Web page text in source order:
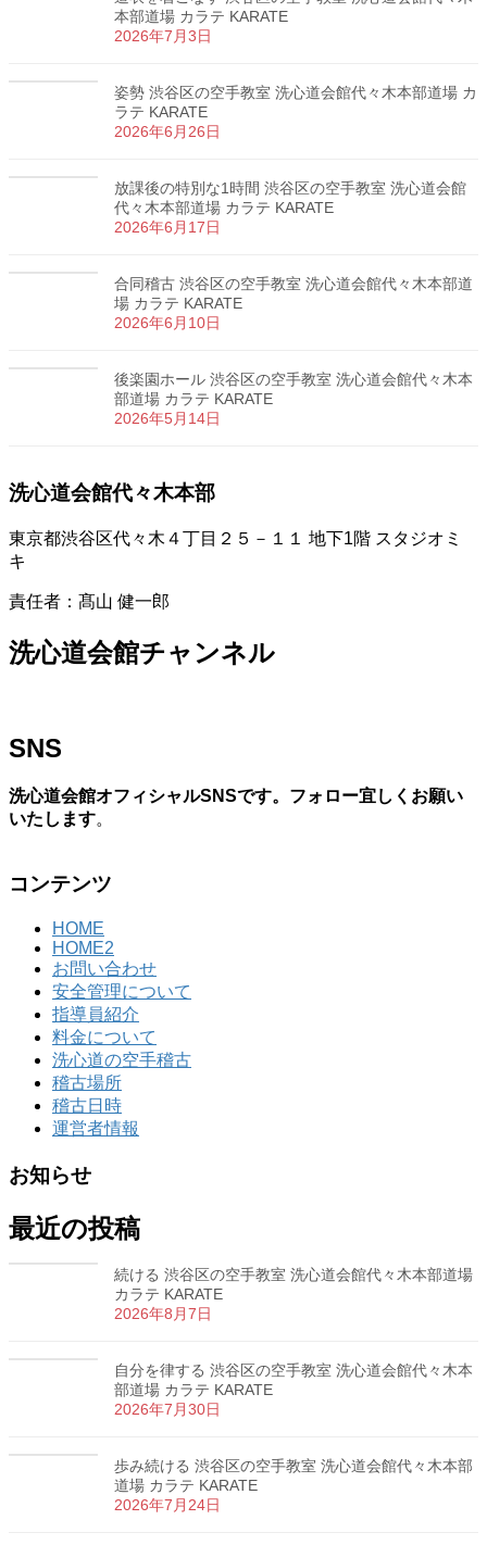
本部道場 カラテ KARATE
2026年7月3日
姿勢 渋谷区の空手教室 洗心道会館代々木本部道場 カ
ラテ KARATE
2026年6月26日
放課後の特別な1時間 渋谷区の空手教室 洗心道会館
代々木本部道場 カラテ KARATE
2026年6月17日
合同稽古 渋谷区の空手教室 洗心道会館代々木本部道
場 カラテ KARATE
2026年6月10日
後楽園ホール 渋谷区の空手教室 洗心道会館代々木本
部道場 カラテ KARATE
2026年5月14日
洗心道会館代々木本部
東京都渋谷区代々木４丁目２５－１１ 地下1階 スタジオミ
キ
責任者：髙山 健一郎
洗心道会館チャンネル
SNS
洗心道会館オフィシャルSNSです。フォロー宜しくお願い
いたします。
コンテンツ
HOME
HOME2
お問い合わせ
安全管理について
指導員紹介
料金について
洗心道の空手稽古
稽古場所
稽古日時
運営者情報
お知らせ
最近の投稿
続ける 渋谷区の空手教室 洗心道会館代々木本部道場
カラテ KARATE
2026年8月7日
自分を律する 渋谷区の空手教室 洗心道会館代々木本
部道場 カラテ KARATE
2026年7月30日
歩み続ける 渋谷区の空手教室 洗心道会館代々木本部
道場 カラテ KARATE
2026年7月24日